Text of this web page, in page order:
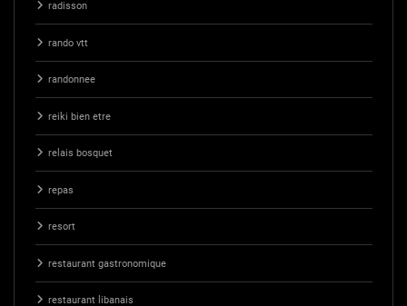
radisson
rando vtt
randonnee
reiki bien etre
relais bosquet
repas
resort
restaurant gastronomique
restaurant libanais